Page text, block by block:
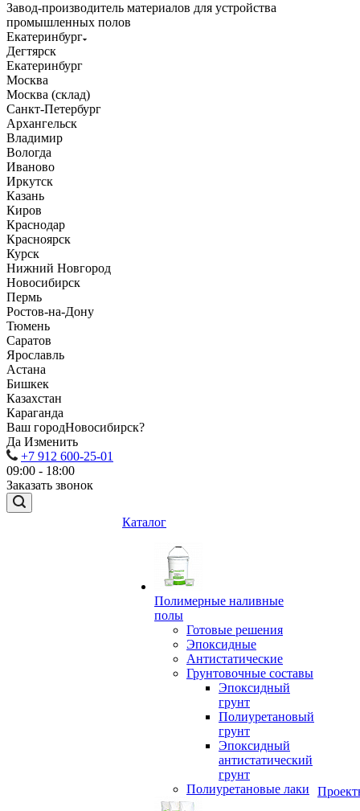
Завод-производитель материалов для устройства
промышленных полов
Екатеринбург
Дегтярск
Екатеринбург
Москва
Москва (склад)
Санкт-Петербург
Архангельск
Владимир
Вологда
Иваново
Иркутск
Казань
Киров
Краснодар
Красноярск
Курск
Нижний Новгород
Новосибирск
Пермь
Ростов-на-Дону
Тюмень
Саратов
Ярославль
Астана
Бишкек
Казахстан
Караганда
Ваш городНовосибирск?
Да Изменить
+7 912 600-25-01
09:00 - 18:00
Заказать звонок
Каталог
Полимерные наливные
полы
Готовые решения
Эпоксидные
Антистатические
Грунтовочные составы
Эпоксидный
грунт
Полиуретановый
грунт
Эпоксидный
антистатический
грунт
Полиуретановые лаки